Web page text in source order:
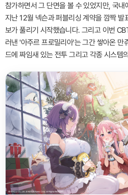
참가하면서 그 단면을 볼 수 있었지만, 국
지난 12월 넥슨과 퍼블리싱 계약을 깜짝 발
보가 풀리기 시작했습니다. 그리고 이번
러낸 '아주르 프로밀리아'는 그간 쌓아온
드에 짜임새 있는 전투 그리고 각종 시스템